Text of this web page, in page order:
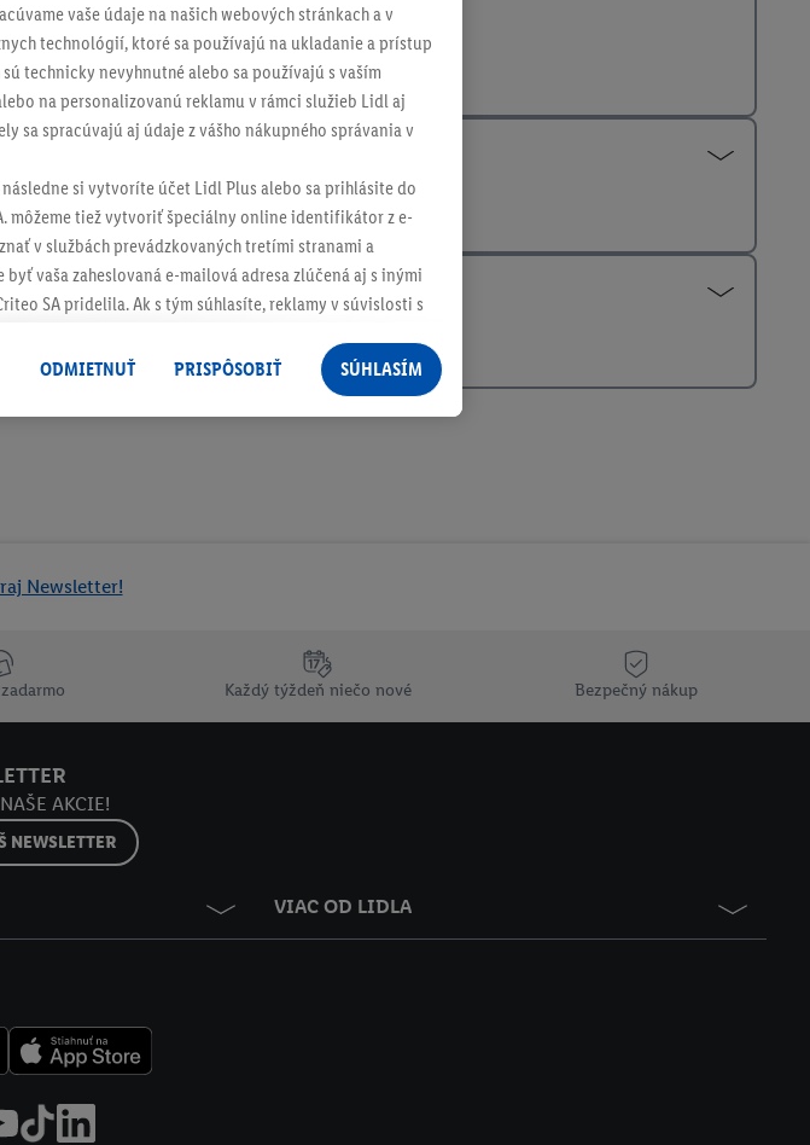
Newsletter!
Každý týždeň niečo nové Bezpečný nákup
AKCIE!
NEWSLETTER
VIAC OD LIDLA
vaše údaje na našich webových stránkach a v
technológií, ktoré sa používajú na ukladanie a prístup
technicky nevyhnutné alebo sa používajú s vaším
na personalizovanú reklamu v rámci služieb Lidl aj
sa spracúvajú aj údaje z vášho nákupného správania v
si vytvoríte účet Lidl Plus alebo sa prihlásite do
môžeme tiež vytvoriť špeciálny online identifikátor z e-
v službách prevádzkovaných tretími stranami a
vaša zaheslovaná e-mailová adresa zlúčená aj s inými
SA pridelila. Ak s tým súhlasíte, reklamy v súvislosti s
aj na rôznych zariadeniach a v rôznych službách
alebo používanie viacerých služieb spoločnosti
ďalších identifikátorov/identifikátorov, ktoré má
Ďalšie informácie vrátane informácií o dobe
s účinnosťou do budúcnosti nájdete v našich
ODMIETNUŤ PRISPÔSOBIŤ SÚHLASÍM